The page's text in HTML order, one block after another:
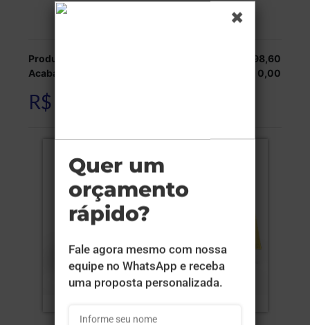
Veja as opções de entrega.
Produção:
R$ 798,60
Acabamentos:
R$ 0,00
R$ 798,60